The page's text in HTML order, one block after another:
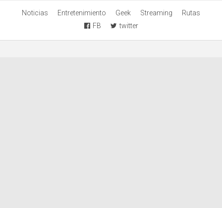
Noticias Entretenimiento Geek Streaming
Rutas
FB
twitter